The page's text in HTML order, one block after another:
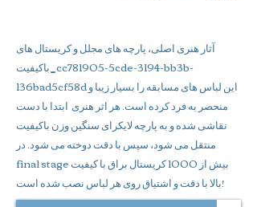
آثار هنری اصلی، پارچه های مجلل و کریستال های
باکیفیت_cc781905-5cde-3194-bb3b-
136bad5cf58d این لباس های مسابقه را بسیار زیبا و
منحصر به فرد کرده است. هر اثر هنری ابتدا با دست
نقاشی شده و به پارچه لایکرای سنگین وزن باکیفیت
منتقل می شود، سپس با دقت دوخته می شود. در
final stage بیش از 1000 کریستال براق با کیفیت
بالا با دقت و اشتیاق روی هر لباس نصب شده است!